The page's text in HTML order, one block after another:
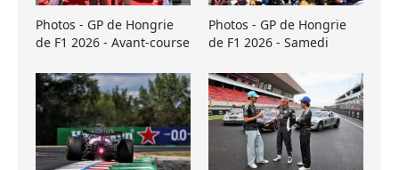
Photos - GP de Hongrie
de F1 2026 - Avant-course
Photos - GP de Hongrie
de F1 2026 - Samedi